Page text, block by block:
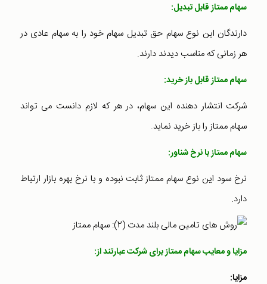
سهام ممتاز قابل تبدیل:
دارندگان این نوع سهام حق تبدیل سهام خود را به سهام عادی در
هر زمانی که مناسب دیدند دارند.
سهام ممتاز قابل باز خرید:
شرکت انتشار دهنده این سهام، در هر که لازم دانست می تواند
سهام ممتاز را باز خرید نماید.
سهام ممتاز با نرخ شناور:
نرخ سود این نوع سهام ممتاز ثابت نبوده و با نرخ بهره بازار ارتباط
دارد.
مزایا و معایب سهام ممتاز برای شرکت عبارتند از:
مزایا: